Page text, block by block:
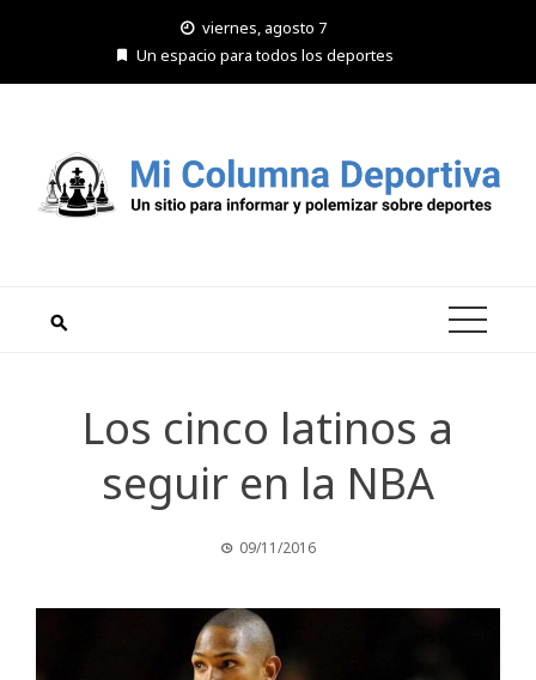
viernes, agosto 7
Un espacio para todos los deportes
Los cinco latinos a
seguir en la NBA
09/11/2016